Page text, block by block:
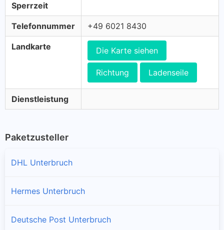
Sperrzeit
Telefonnummer +49 6021 8430
Landkarte Die Karte siehen
Richtung Ladenseile
Dienstleistung
Paketzusteller
DHL Unterbruch
Hermes Unterbruch
Deutsche Post Unterbruch